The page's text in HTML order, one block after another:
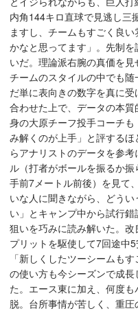
内角144キロ直球で見逃し三
ますし、チームもすごく良
かなと思ってます」。先制
いだ。理論派右腕の真価を
チームのスタイルの中でも
だ単に表向きの数字を真に
合わせた上で、データの本
身の大原チーフ投手コーチ
み解くのが上手」と評する
らアナリストのデータを参
ル（打者がボールを振るか
手前7メートル前後）を見て
いな人に聞きながら、どう
い」とキャンプ中から試行
狙いを巧みに読み解いた。
プリットを駆使して7回途中
「新しくしたツーシームも
の使い方も今シーズンで成
た。エース東に加え、何度
脱。台所事情が苦しく、重